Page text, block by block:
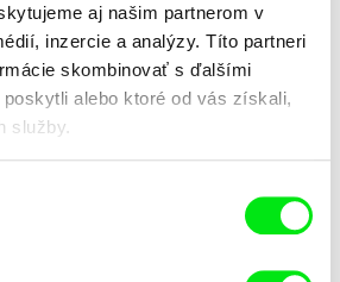
aj našim partnerom v
inzercie a analýzy. Títo partneri
skombinovať s ďalšími
alebo ktoré od vás získali,
služby.
4) -
Pavel Koutecký, Jan Šikl
Evoluce 4 z revoluce (3/4) -
Jan Ruml